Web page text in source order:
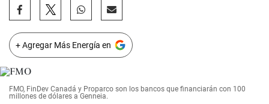
+ Agregar Más Energía en
FMO, FinDev Canadá y Proparco son los bancos que financiarán con 100
millones de dólares a Genneia.